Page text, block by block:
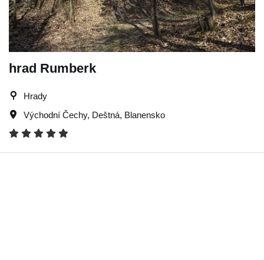
hrad Rumberk
Hrady
Východní Čechy, Deštná, Blanensko